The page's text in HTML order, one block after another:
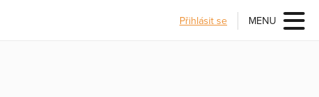
Přihlásit se MENU